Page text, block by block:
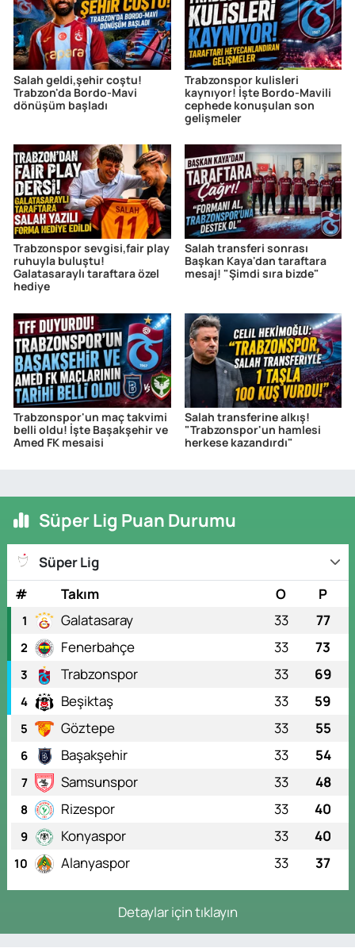
Salah geldi,şehir coştu!
Trabzon'da Bordo-Mavi
dönüşüm başladı
Trabzonspor kulisleri
kaynıyor! İşte Bordo-Mavili
cephede konuşulan son
gelişmeler
Trabzonspor sevgisi,fair play
ruhuyla buluştu!
Galatasaraylı taraftara özel
hediye
Salah transferi sonrası
Başkan Kaya'dan taraftara
mesaj! "Şimdi sıra bizde"
Trabzonspor'un maç takvimi
belli oldu! İşte Başakşehir ve
Amed FK mesaisi
Salah transferine alkış!
"Trabzonspor'un hamlesi
herkese kazandırdı"
Süper Lig Puan Durumu
Süper Lig
#
Takım O P
1 Galatasaray 33 77
2 Fenerbahçe 33 73
3 Trabzonspor 33 69
4 Beşiktaş 33 59
5 Göztepe 33 55
6 Başakşehir 33 54
7 Samsunspor 33 48
8 Rizespor 33 40
9 Konyaspor 33 40
10 Alanyaspor 33 37
Detaylar için tıklayın